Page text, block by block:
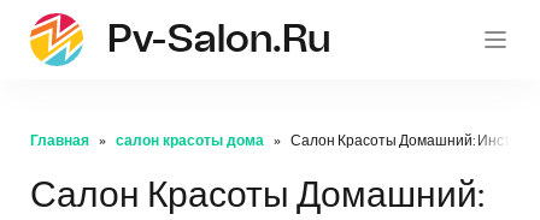
pv-
Pv-Salon.ru
Главная салон красоты дома Салон Красоты Домашний:
Салон Красоты Домашний: